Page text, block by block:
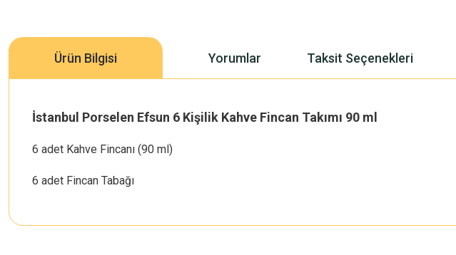
Ürün Bilgisi Yorumlar Taksit Seçenekleri
İstanbul Porselen Efsun 6 Kişilik Kahve Fincan Takımı 90 ml
6 adet Kahve Fincanı (90 ml)
6 adet Fincan Tabağı